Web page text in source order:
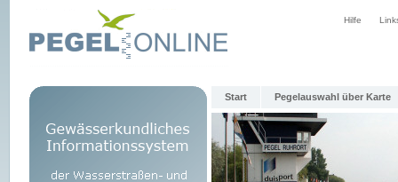
Hilfe
Start Pegelauswahl über Karte